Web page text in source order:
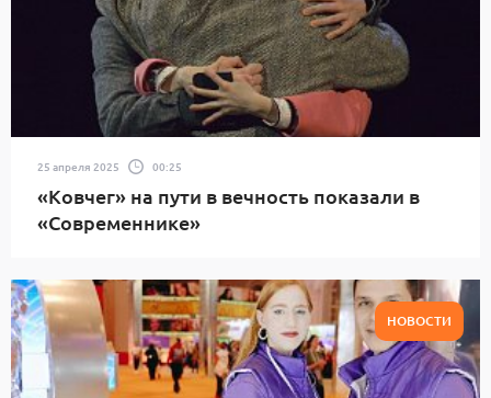
25 апреля 2025 00:25
«Ковчег» на пути в вечность показали в
«Современнике»
НОВОСТИ